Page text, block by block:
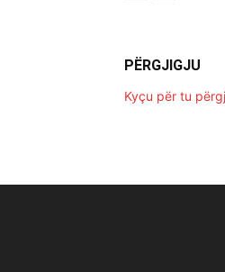
PËRGJIGJU
Kyçu për tu